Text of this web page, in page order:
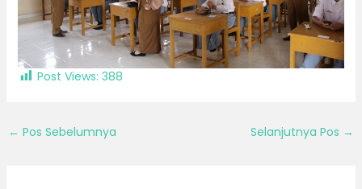
Post Views: 388
← Pos Sebelumnya Selanjutnya Pos →